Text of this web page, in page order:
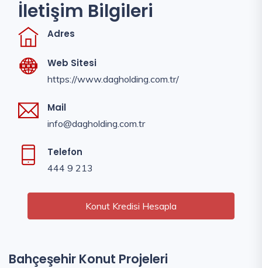
İletişim Bilgileri
Adres
Web Sitesi
https://www.dagholding.com.tr/
Mail
info@dagholding.com.tr
Telefon
444 9 213
Konut Kredisi Hesapla
Bahçeşehir Konut Projeleri